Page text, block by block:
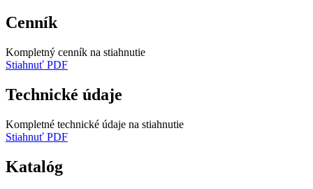
Cenník​
Kompletný cenník na stiahnutie
Stiahnuť PDF
Technické údaje
Kompletné technické údaje na stiahnutie
Stiahnuť PDF
Katalóg